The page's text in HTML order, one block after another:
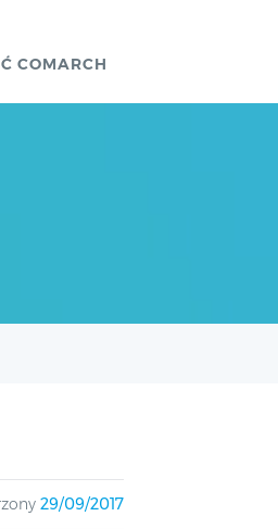
COMARCH
29/09/2017